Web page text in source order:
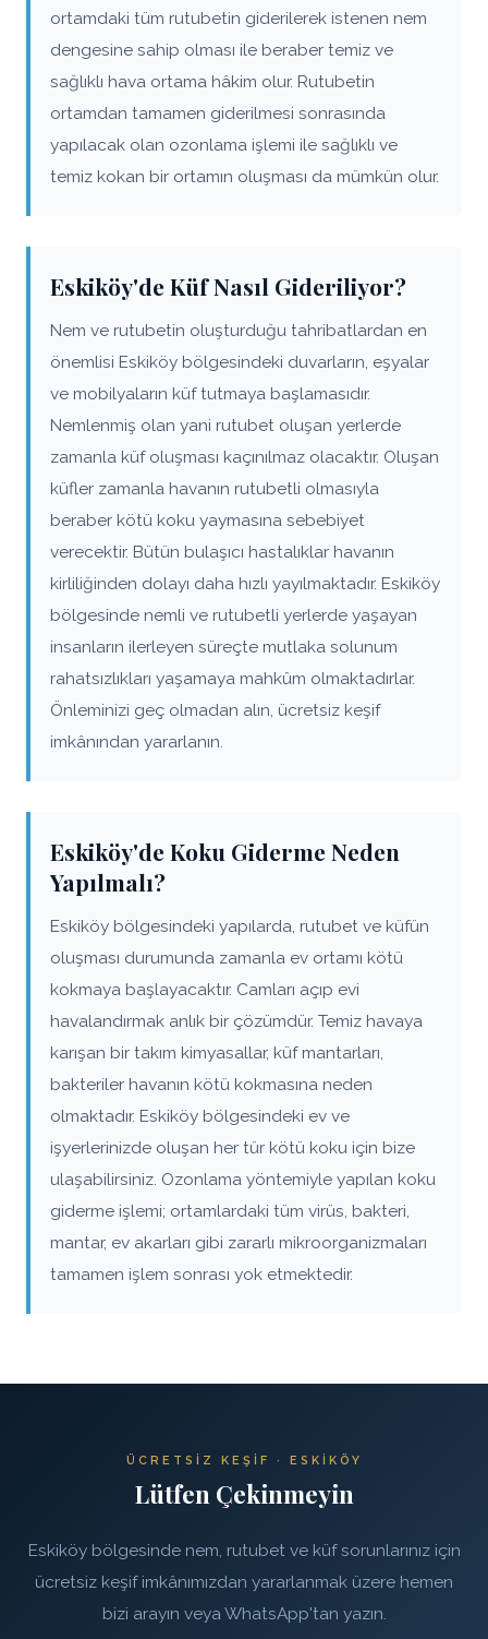
ortamdaki tüm rutubetin giderilerek istenen nem
dengesine sahip olması ile beraber temiz ve
sağlıklı hava ortama hâkim olur. Rutubetin
ortamdan tamamen giderilmesi sonrasında
yapılacak olan ozonlama işlemi ile sağlıklı ve
temiz kokan bir ortamın oluşması da mümkün olur.
Eskiköy'de Küf Nasıl Gideriliyor?
Nem ve rutubetin oluşturduğu tahribatlardan en
önemlisi Eskiköy bölgesindeki duvarların, eşyalar
ve mobilyaların küf tutmaya başlamasıdır.
Nemlenmiş olan yani rutubet oluşan yerlerde
zamanla küf oluşması kaçınılmaz olacaktır. Oluşan
küfler zamanla havanın rutubetli olmasıyla
beraber kötü koku yaymasına sebebiyet
verecektir. Bütün bulaşıcı hastalıklar havanın
kirliliğinden dolayı daha hızlı yayılmaktadır. Eskiköy
bölgesinde nemli ve rutubetli yerlerde yaşayan
insanların ilerleyen süreçte mutlaka solunum
rahatsızlıkları yaşamaya mahkûm olmaktadırlar.
Önleminizi geç olmadan alın, ücretsiz keşif
imkânından yararlanın.
Eskiköy'de Koku Giderme Neden
Yapılmalı?
Eskiköy bölgesindeki yapılarda, rutubet ve küfün
oluşması durumunda zamanla ev ortamı kötü
kokmaya başlayacaktır. Camları açıp evi
havalandırmak anlık bir çözümdür. Temiz havaya
karışan bir takım kimyasallar, küf mantarları,
bakteriler havanın kötü kokmasına neden
olmaktadır. Eskiköy bölgesindeki ev ve
işyerlerinizde oluşan her tür kötü koku için bize
ulaşabilirsiniz. Ozonlama yöntemiyle yapılan koku
giderme işlemi; ortamlardaki tüm virüs, bakteri,
mantar, ev akarları gibi zararlı mikroorganizmaları
tamamen işlem sonrası yok etmektedir.
ÜCRETSIZ KEŞIF · ESKIKÖY
Lütfen Çekinmeyin
Eskiköy bölgesinde nem, rutubet ve küf sorunlarınız için
ücretsiz keşif imkânımızdan yararlanmak üzere hemen
bizi arayın veya WhatsApp'tan yazın.